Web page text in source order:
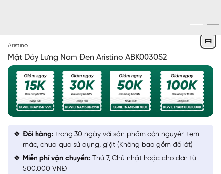
Aristino
Mặt Dây Lưng Nam Đen Aristino ABK0030S2
Đổi hàng: trong 30 ngày với sản phẩm còn nguyên tem
mác, chưa qua sử dụng, giặt (Không bao gồm đồ lót)
Miễn phí vận chuyển: Thứ 7, Chủ nhật hoặc cho đơn từ
500.000 VNĐ